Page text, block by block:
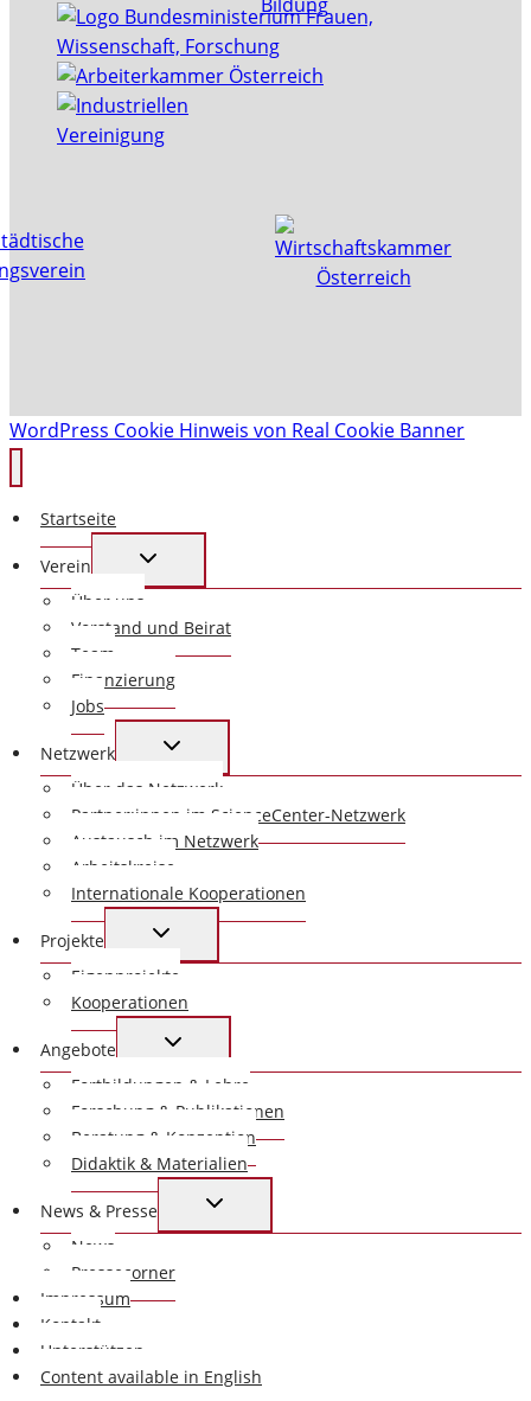
WordPress Cookie Hinweis von Real Cookie Banner
Startseite
Verein
UNTERMENÜ
Über uns
Vorstand und Beirat
Team
Finanzierung
Jobs
Netzwerk
UNTERMENÜ
Über das Netzwerk
Partner:innen im ScienceCenter-Netzwerk
Austausch im Netzwerk
Arbeitskreise
Internationale Kooperationen
Projekte
UNTERMENÜ
Eigenprojekte
Kooperationen
Angebote
UNTERMENÜ
UMSCHALTEN
Fortbildungen & Lehre
Forschung & Publikationen
Beratung & Konzeption
Didaktik & Materialien
News & Presse
UNTERMENÜ
News
Pressecorner
Impressum
Kontakt
Unterstützen
Content available in English